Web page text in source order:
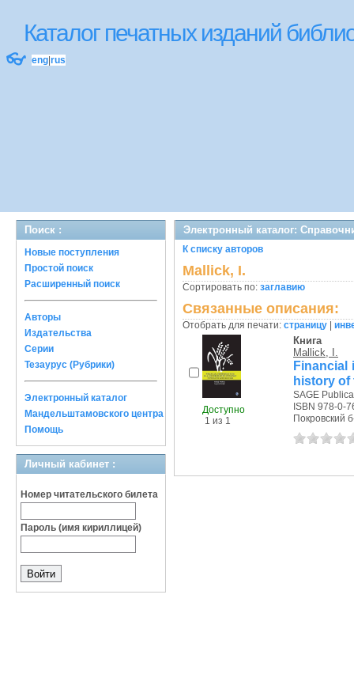
Каталог печатных изданий
👓 eng rus
Поиск :
Новые поступления
Простой поиск
Расширенный поиск
Авторы
Издательства
Серии
Тезаурус (Рубрики)
Электронный каталог
Мандельштамовского центра
Помощь
Личный кабинет :
Номер читательского билета
Пароль (имя кириллицей)
Электронный каталог:
К списку авторов
Mallick, I.
Сортировать по: заглавию
Связанные описания:
Отобрать для печати: страницу
Доступно
1 из 1
Книга
Mallick, I.
Financial
history of
SAGE
ISBN 978-0-
Покровский